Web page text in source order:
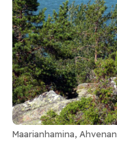
Maarianhamina,